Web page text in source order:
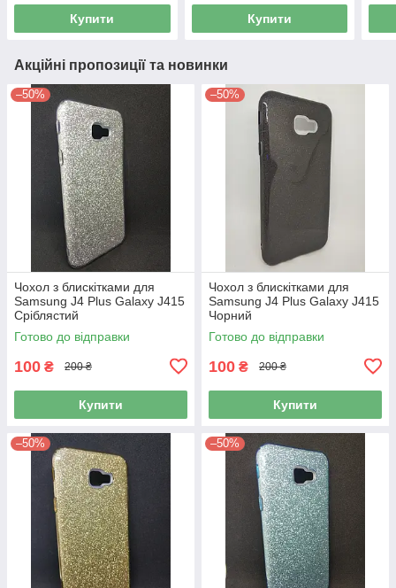
Купити Купити
Акційні пропозиції та новинки
–50%
Чохол з блискітками для
Samsung J4 Plus Galaxy J415
Сріблястий
Готово до відправки
100 ₴ 200 ₴
Купити
–50%
Чохол з блискітками для
Samsung J4 Plus Galaxy J415
Чорний
Готово до відправки
100 ₴ 200 ₴
Купити
–50% –50%